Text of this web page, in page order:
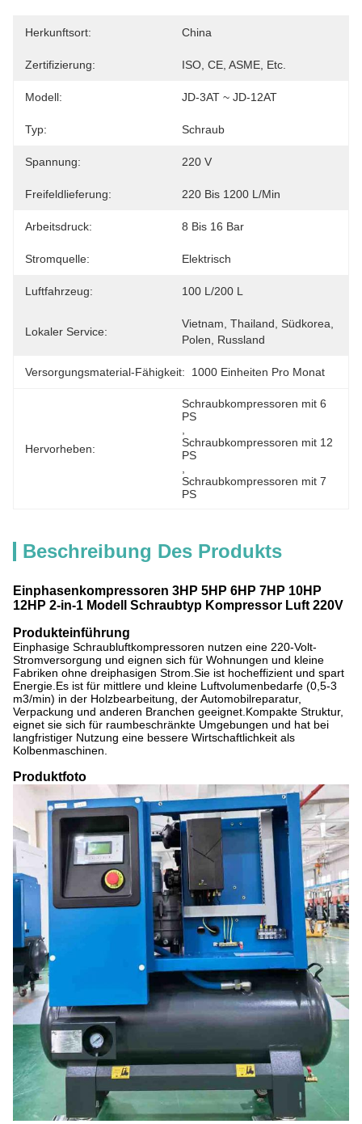
Herkunftsort: China
Zertifizierung: ISO, CE, ASME, Etc.
Modell: JD-3AT ~ JD-12AT
Typ: Schraub
Spannung: 220 V
Freifeldlieferung: 220 Bis 1200 L/min
Arbeitsdruck: 8 Bis 16 Bar
Stromquelle: Elektrisch
Luftfahrzeug: 100 L/200 L
Lokaler Service:
Vietnam, Thailand, Südkorea,
Polen, Russland
Versorgungsmaterial-Fähigkeit: 1000 Einheiten Pro Monat
Hervorheben:
Schraubkompressoren mit 6
PS
Schraubkompressoren mit 12
PS
Schraubkompressoren mit 7
PS
Beschreibung Des Produkts
Einphasenkompressoren 3HP 5HP 6HP 7HP 10HP
12HP 2-in-1 Modell Schraubtyp Kompressor Luft 220V
Produkteinführung
Einphasige Schraubluftkompressoren nutzen eine 220-Volt-
Stromversorgung und eignen sich für Wohnungen und kleine
Fabriken ohne dreiphasigen Strom.Sie ist hocheffizient und spart
Energie.Es ist für mittlere und kleine Luftvolumenbedarfe (0,5-3
m3/min) in der Holzbearbeitung, der Automobilreparatur,
Verpackung und anderen Branchen geeignet.Kompakte Struktur,
eignet sie sich für raumbeschränkte Umgebungen und hat bei
langfristiger Nutzung eine bessere Wirtschaftlichkeit als
Kolbenmaschinen.
Produktfoto